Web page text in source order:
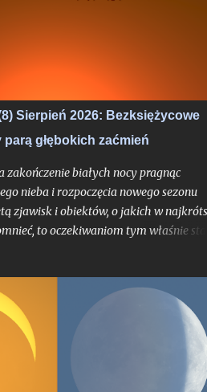
Sierpień 2026: Bezksiężycowe
głębokich zaćmień
zakończenie białych nocy pragnąc
nieba i rozpoczęcia nowego sezonu
zjawisk i obiektów, o jakich w
to oczekiwaniom tym właśnie
w najnowszej historii znaleźć
który wiązałby się z
na skalę jak w 2026 roku. O ile bowiem
nie jest dla tego miesiąca
bardzo głębokimi zaćmieniami
- to już nawarstwienie zjawisk